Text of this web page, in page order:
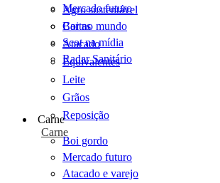
Agro sustentável
Cartas
Scot na mídia
Radar Sanitário
Mercado futuro
Boi no mundo
Atacado
Equivalentes
Leite
Grãos
Reposição
Carne
Carne
Boi gordo
Mercado futuro
Atacado e varejo